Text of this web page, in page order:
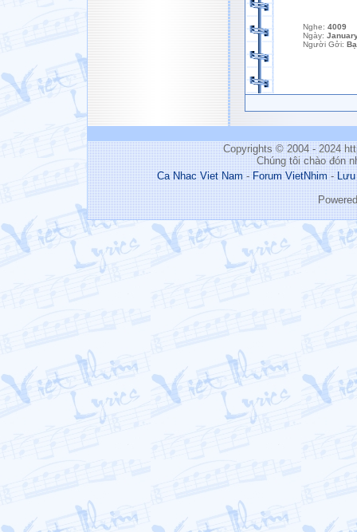
Nghe: 4009
Ngày:
Người Gởi:
Copyrights © 2004 - 2024
Chúng tôi chào đón
Ca Nhac Viet Nam-Forum VietNhim-